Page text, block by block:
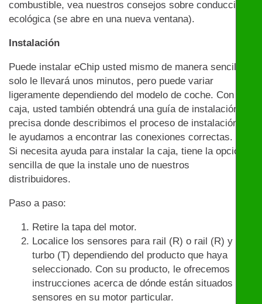
combustible, vea nuestros consejos sobre conducción
ecológica (se abre en una nueva ventana).
Instalación
Puede instalar eChip usted mismo de manera sencilla:
solo le llevará unos minutos, pero puede variar
ligeramente dependiendo del modelo de coche. Con la
caja, usted también obtendrá una guía de instalación
precisa donde describimos el proceso de instalación y
le ayudamos a encontrar las conexiones correctas.
Si necesita ayuda para instalar la caja, tiene la opción
sencilla de que la instale uno de nuestros
distribuidores.
Paso a paso:
Retire la tapa del motor.
Localice los sensores para rail (R) o rail (R) y
turbo (T) dependiendo del producto que haya
seleccionado. Con su producto, le ofrecemos
instrucciones acerca de dónde están situados los
sensores en su motor particular.